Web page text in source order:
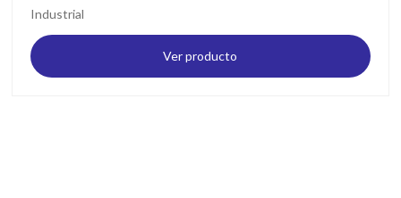
Industrial
Ver producto